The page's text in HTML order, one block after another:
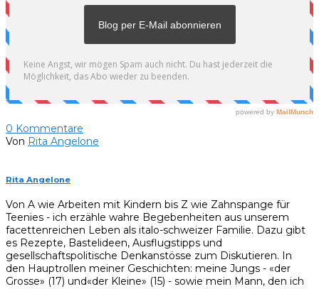
0 Kommentare
Von Rita Angelone
Rita Angelone
Von A wie Arbeiten mit Kindern bis Z wie Zahnspange für
Teenies - ich erzähle wahre Begebenheiten aus unserem
facettenreichen Leben als italo-schweizer Familie. Dazu gibt
es Rezepte, Bastelideen, Ausflugstipps und
gesellschaftspolitische Denkanstösse zum Diskutieren. In
den Hauptrollen meiner Geschichten: meine Jungs - «der
Grosse» (17) und«der Kleine» (15) - sowie mein Mann, den ich